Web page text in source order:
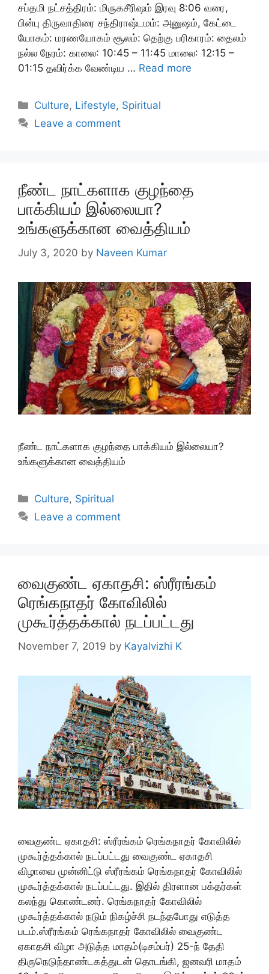
சப்தமி நட்சத்திரம்: மிருகசீரிஷம் இரவு 8:06 வரை,
பின்பு திருவாதிரை சந்திராஷ்டமம்: அனுஷம், கேட்டை
யோகம்: மரணயோகம் சூலம்: தெற்கு பரிகாரம்: தைலம்
நல்ல நேரம்: காலை: 10:45 – 11:45 மாலை: 12:15 –
01:15 தவிர்க்க வேண்டிய … Read more
Categories
Culture, Lifestyle, Spiritual
Leave a comment
நீண்ட நாட்களாக குழந்தை
பாக்கியம் இல்லையா?
உங்களுக்கான வைத்தியம்
July 3, 2020 by Naveen Kumar
நீண்ட நாட்களாக குழந்தை பாக்கியம் இல்லையா?
உங்களுக்கான வைத்தியம்
Categories
Culture, Spiritual
Leave a comment
வைகுண்ட ஏகாதசி: ஸ்ரீரங்கம்
ரெங்கநாதர் கோவிலில்
முகூர்த்தக்கால் நடப்பட்டது
November 7, 2019 by Kayalvizhi K
வைகுண்ட ஏகாதசி: ஸ்ரீரங்கம் ரெங்கநாதர் கோவிலில்
முகூர்த்தக்கால் நடப்பட்டது வைகுண்ட ஏகாதசி
விழாவை முன்னிட்டு ஸ்ரீரங்கம் ரெங்கநாதர் கோவிலில்
முகூர்த்தக்கால் நடப்பட்டது. இதில் திரளான பக்தர்கள்
கலந்து கொண்டனர். ரெங்கநாதர் கோவிலில்
முகூர்த்தக்கால் நடும் நிகழ்ச்சி நடந்தபோது எடுத்த
படம்.ஸ்ரீரங்கம் ரெங்கநாதர் கோவிலில் வைகுண்ட
ஏகாதசி விழா அடுத்த மாதம்(டிசம்பர்) 25-ந் தேதி
திருநெடுந்தாண்டகத்துடன் தொடங்கி, ஜனவரி மாதம்